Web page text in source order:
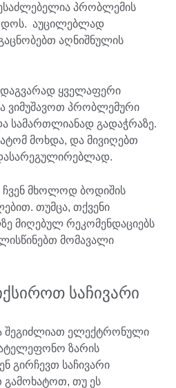
პრობლემის
აუცილებლად
აღნიშნულის
ყველაფერი
ვიმუშავოთ პრობლემური
სამართლიანად გადაჭრაზე.
მოხდა, და მივიღებთ
ჩვენ მხოლოდ ბოდიშის
თუმცა, თქვენი
მიღებულ რეკომენდაციებს
მომავალი
საჩივარი
შეგიძლიათ ელექტრონული
ზარის
გირჩევთ საჩივარი
თუ ეს